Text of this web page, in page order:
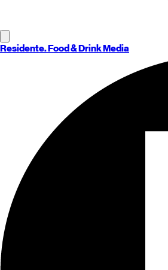
Residente. Food & Drink Media